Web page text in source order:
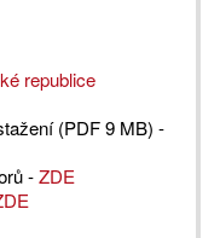
republice
(PDF 9 MB) -
-ZDE